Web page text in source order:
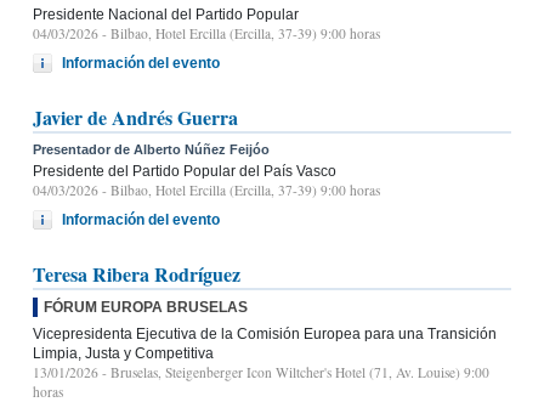
Presidente Nacional del Partido Popular
04/03/2026 - Bilbao, Hotel Ercilla (Ercilla, 37-39) 9:00 horas
Información del evento
Javier de Andrés Guerra
Presentador de Alberto Núñez Feijóo
Presidente del Partido Popular del País Vasco
04/03/2026 - Bilbao, Hotel Ercilla (Ercilla, 37-39) 9:00 horas
Información del evento
Teresa Ribera Rodríguez
FÓRUM EUROPA BRUSELAS
Vicepresidenta Ejecutiva de la Comisión Europea para una Transición
Limpia, Justa y Competitiva
13/01/2026 - Bruselas, Steigenberger Icon Wiltcher's Hotel (71, Av. Louise) 9:00
horas